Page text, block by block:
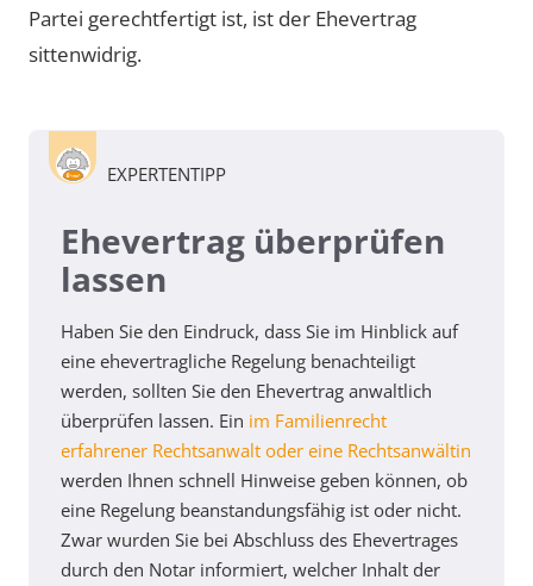
Partei gerechtfertigt ist, ist der Ehevertrag
sittenwidrig.
EXPERTENTIPP
Ehevertrag überprüfen
lassen
Haben Sie den Eindruck, dass Sie im Hinblick auf
eine ehevertragliche Regelung benachteiligt
werden, sollten Sie den Ehevertrag anwaltlich
überprüfen lassen. Ein im Familienrecht
erfahrener Rechtsanwalt oder eine Rechtsanwältin
werden Ihnen schnell Hinweise geben können, ob
eine Regelung beanstandungsfähig ist oder nicht.
Zwar wurden Sie bei Abschluss des Ehevertrages
durch den Notar informiert, welcher Inhalt der